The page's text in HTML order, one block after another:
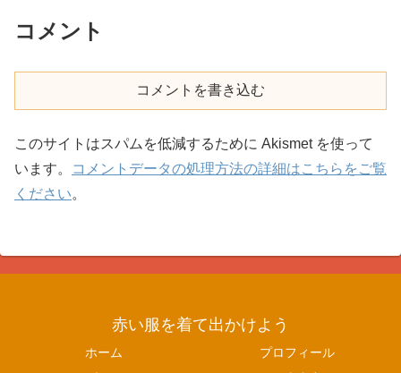
コメント
コメントを書き込む
このサイトはスパムを低減するために Akismet を使って
います。
コメントデータの処理方法の詳細はこちらをご覧
ください。
赤い服を着て出かけよう
ホーム
プロフィール